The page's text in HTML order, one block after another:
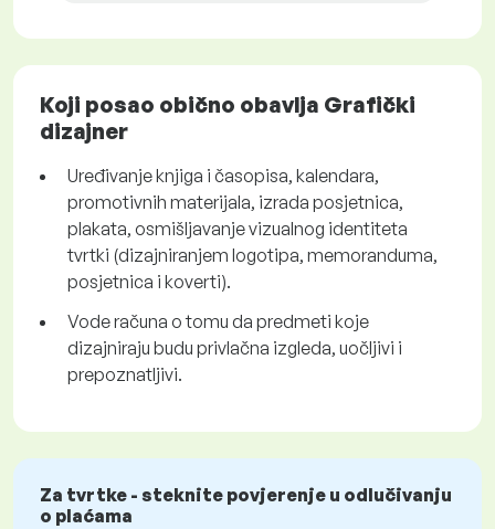
Koji posao obično obavlja Grafički
dizajner
Uređivanje knjiga i časopisa, kalendara,
promotivnih materijala, izrada posjetnica,
plakata, osmišljavanje vizualnog identiteta
tvrtki (dizajniranjem logotipa, memoranduma,
posjetnica i koverti).
Vode računa o tomu da predmeti koje
dizajniraju budu privlačna izgleda, uočljivi i
prepoznatljivi.
Za tvrtke - steknite povjerenje u odlučivanju
o plaćama